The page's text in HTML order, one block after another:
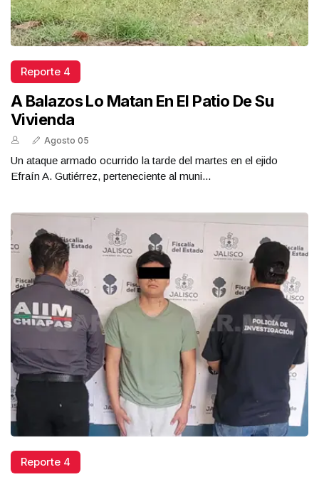
Reporte 4
A Balazos Lo Matan En El Patio De Su
Vivienda
Agosto 05
Un ataque armado ocurrido la tarde del martes en el ejido
Efraín A. Gutiérrez, perteneciente al muni...
Reporte 4